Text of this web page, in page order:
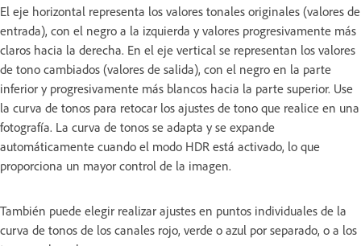
El eje horizontal representa los valores tonales originales (valores de
entrada), con el negro a la izquierda y valores progresivamente más
claros hacia la derecha. En el eje vertical se representan los valores
de tono cambiados (valores de salida), con el negro en la parte
inferior y progresivamente más blancos hacia la parte superior. Use
la curva de tonos para retocar los ajustes de tono que realice en una
fotografía. La curva de tonos se adapta y se expande
automáticamente cuando el modo HDR está activado, lo que
proporciona un mayor control de la imagen.
También puede elegir realizar ajustes en puntos individuales de la
curva de tonos de los canales rojo, verde o azul por separado, o a los